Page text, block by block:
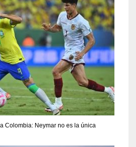
Colombia: Neymar no es la única